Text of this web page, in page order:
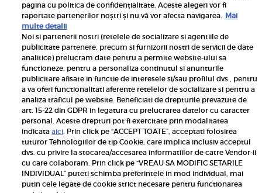
Inscrie-te la newsletterul UNICA
Pariază responsabil! Decizia ONJN nr. 821/25.09.2025.
Jocurile de noroc sunt interzise minorilor.
Links
Calculator sarcina
pagina cu politica de confidențialitate. Aceste alegeri vor fi
raportate partenerilor noștri și nu vă vor afecta navigarea. Mai
multe detalii
Noi si partenerii nostri (retelele de socializare si agentiile de
publicitate partenere, precum si furnizorii nostri de servicii de date
analitice) prelucram date pentru a permite website-ului sa
functioneze, pentru a personaliza continutul si anunturile
publicitare afisate in functie de interesele si/sau profilul dvs., pentru
a va oferi functionalitati aferente retelelor de socializare si pentru a
analiza traficul pe website. Beneficiati de drepturile prevazute de
art. 15-22 din GDPR in legatura cu prelucrarea datelor cu caracter
personal. Aceste drepturi pot fi exercitate prin modalitatea
indicataaici. Prin click pe “ACCEPT TOATE”, acceptati folosirea
tuturor Tehnologiilor de tip Cookie, care implica inclusiv acceptul
dvs. cu privire la stocarea/accesarea informatiilor de catre Vendor-ii
cu care colaboram. Prin click pe “VREAU SA MODIFIC SETARILE
INDIVIDUAL” puteti schimba preferintele in mod individual, mai
putin cele legate de cookie strict necesare pentru functionarea